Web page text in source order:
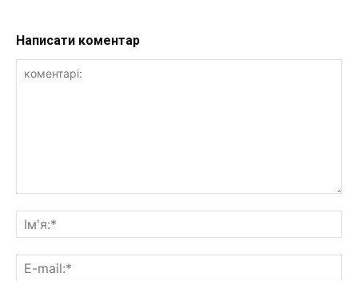
Написати коментар